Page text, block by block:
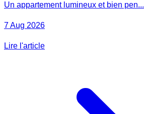
Un appartement lumineux et bien pen...
7 Aug 2026
Lire l'article